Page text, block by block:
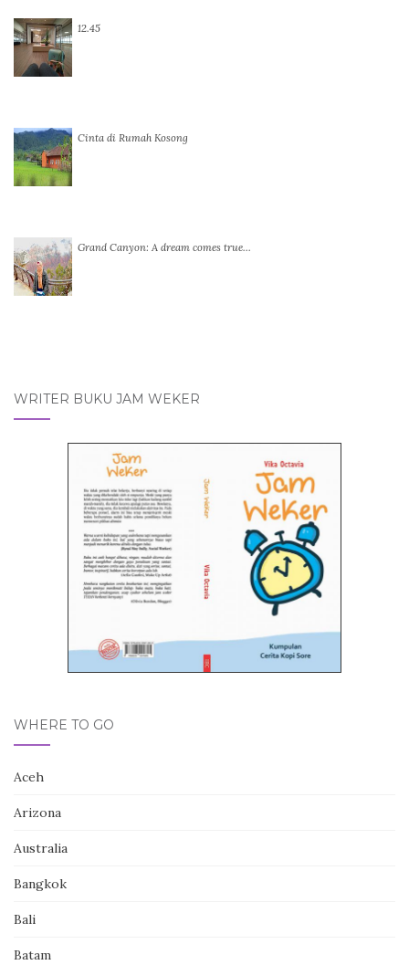
12.45
Cinta di Rumah Kosong
Grand Canyon: A dream comes true…
WRITER BUKU JAM WEKER
WHERE TO GO
Aceh
Arizona
Australia
Bangkok
Bali
Batam